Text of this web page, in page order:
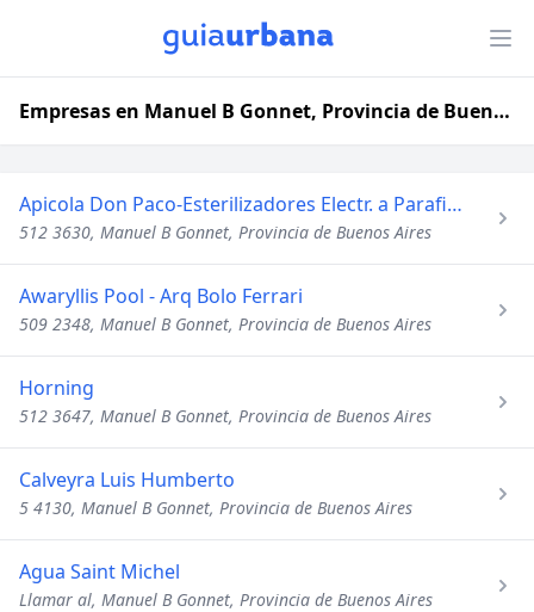
Empresas en Manuel B Gonnet, Provincia de Buenos Aires
Apicola Don Paco-Esterilizadores Electr. a Parafina
512 3630, Manuel B Gonnet, Provincia de Buenos Aires
Awaryllis Pool - Arq Bolo Ferrari
509 2348, Manuel B Gonnet, Provincia de Buenos Aires
Horning
512 3647, Manuel B Gonnet, Provincia de Buenos Aires
Calveyra Luis Humberto
5 4130, Manuel B Gonnet, Provincia de Buenos Aires
Agua Saint Michel
Llamar al, Manuel B Gonnet, Provincia de Buenos Aires